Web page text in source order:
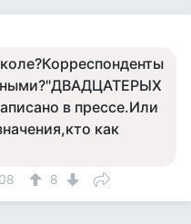
в прессе.Или
как
8